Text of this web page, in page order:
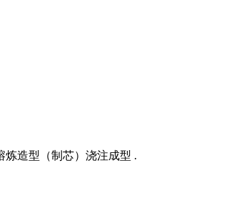
炼造型（制芯）浇注成型 .